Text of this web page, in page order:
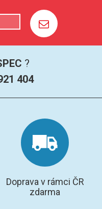
?
404
Doprava v rámci ČR
zdarma